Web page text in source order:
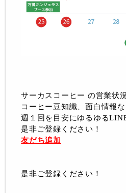
サーカスコーヒー の営業状
コーヒー豆知識、面白情報な
週１回を目安にゆるゆる
是非ご登録ください！
友だち追加
是非ご登録ください！